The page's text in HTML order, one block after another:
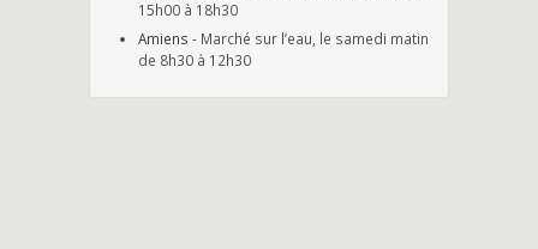
15h00 à 18h30
Amiens - Marché sur l’eau, le samedi matin
de 8h30 à 12h30